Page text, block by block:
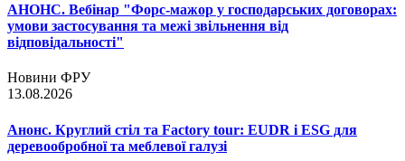
АНОНС. Вебінар "Форс-мажор у господарських договорах:
умови застосування та межі звільнення від
відповідальності"
Новини ФРУ
13.08.2026
Анонс. Круглий стіл та Factory tour: EUDR і ESG для
деревообробної та меблевої галузі